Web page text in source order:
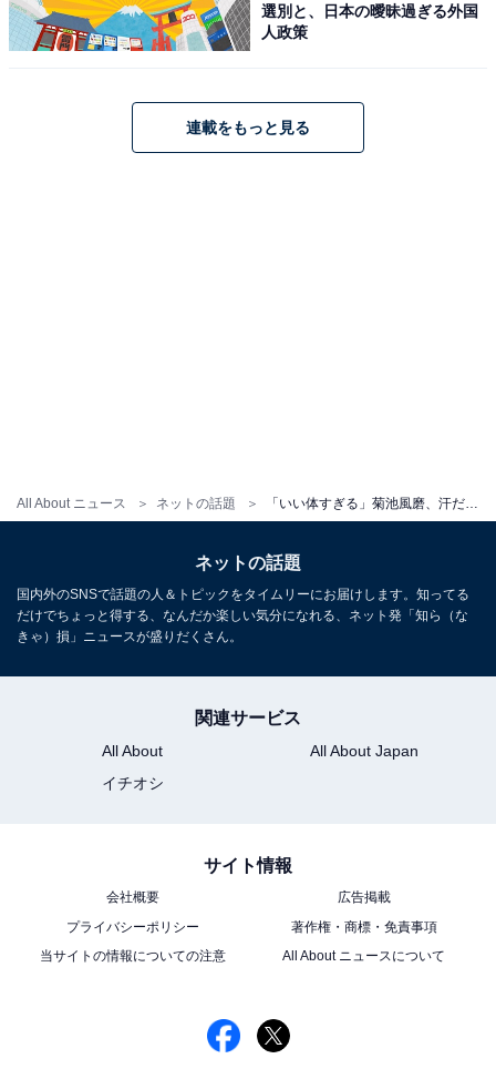
All About ニュース ネットの話題 「いい体すぎる」菊池風磨、汗だくサウナショットで肉体美を披露！ コメ欄には「もはやファンサ」の声
選別と、日本の曖昧過ぎる外国
人政策
連載をもっと見る
ネットの話題
国内外のSNSで話題の人＆トピックをタイムリーにお届けします。知ってる
だけでちょっと得する、なんだか楽しい気分になれる、ネット発「知ら（な
きゃ）損」ニュースが盛りだくさん。
関連サービス
All About
All About Japan
イチオシ
サイト情報
会社概要
広告掲載
プライバシーポリシー
著作権・商標・免責事項
当サイトの情報についての注意
All About ニュースについて